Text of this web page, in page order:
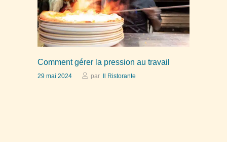
Comment gérer la pression au travail
29 mai 2024 par Il Ristorante